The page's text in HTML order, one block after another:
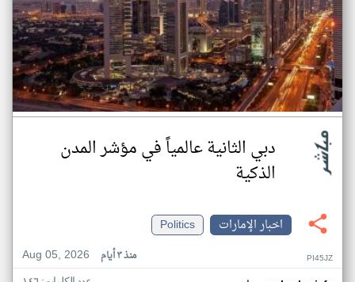
دبي الثانية عالمياً في مؤشر المدن
الذكية
اخبار الإمارات
Politics
Aug 05, 2026
منذ ٣ أيام PI45JZ